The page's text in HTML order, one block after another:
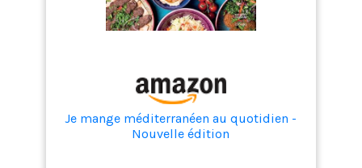
Je mange méditerranéen au quotidien -
Nouvelle édition